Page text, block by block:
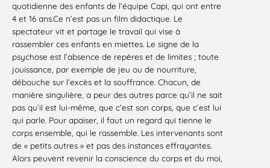
quotidienne des enfants de l’équipe Capi, qui ont entre
4 et 16 ans.Ce n’est pas un film didactique. Le
spectateur vit et partage le travail qui vise à
rassembler ces enfants en miettes. Le signe de la
psychose est l’absence de repères et de limites ; toute
jouissance, par exemple de jeu ou de nourriture,
débouche sur l’excès et la souffrance. Chacun, de
manière singulière, a peur des autres parce qu’il ne sait
pas qu’il est lui-même, que c’est son corps, que c’est lui
qui parle. Pour apaiser, il faut un regard qui tienne le
corps ensemble, qui le rassemble. Les intervenants sont
de « petits autres » et pas des instances effrayantes.
Alors peuvent revenir la conscience du corps et du moi,